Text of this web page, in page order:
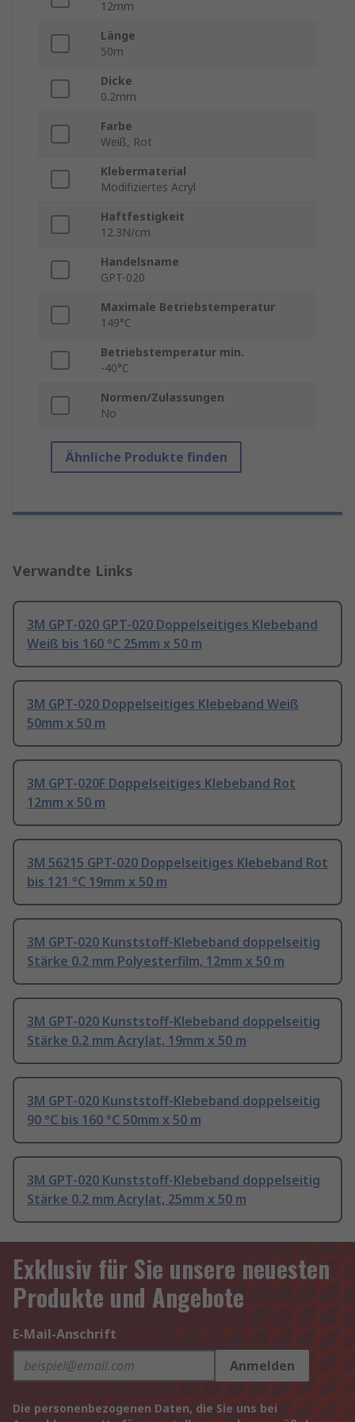
12mm
Länge
50m
Dicke
0.2mm
Farbe
Weiß, Rot
Klebermaterial
Modifiziertes Acryl
Haftfestigkeit
12.3N/cm
Handelsname
GPT-020
Maximale Betriebstemperatur
149°C
Betriebstemperatur min.
-40°C
Normen/Zulassungen
No
Ähnliche Produkte finden
Verwandte Links
3M GPT-020 GPT-020 Doppelseitiges Klebeband
Weiß bis 160 °C 25mm x 50 m
3M GPT-020 Doppelseitiges Klebeband Weiß
50mm x 50 m
3M GPT-020F Doppelseitiges Klebeband Rot
12mm x 50 m
3M 56215 GPT-020 Doppelseitiges Klebeband Rot
bis 121 °C 19mm x 50 m
3M GPT-020 Kunststoff-Klebeband doppelseitig
Stärke 0.2 mm Polyesterfilm, 12mm x 50 m
3M GPT-020 Kunststoff-Klebeband doppelseitig
Stärke 0.2 mm Acrylat, 19mm x 50 m
3M GPT-020 Kunststoff-Klebeband doppelseitig
90 °C bis 160 °C 50mm x 50 m
3M GPT-020 Kunststoff-Klebeband doppelseitig
Stärke 0.2 mm Acrylat, 25mm x 50 m
Exklusiv für Sie unsere neuesten
Produkte und Angebote
E-Mail-Anschrift
Anmelden
Die personenbezogenen Daten, die Sie uns bei